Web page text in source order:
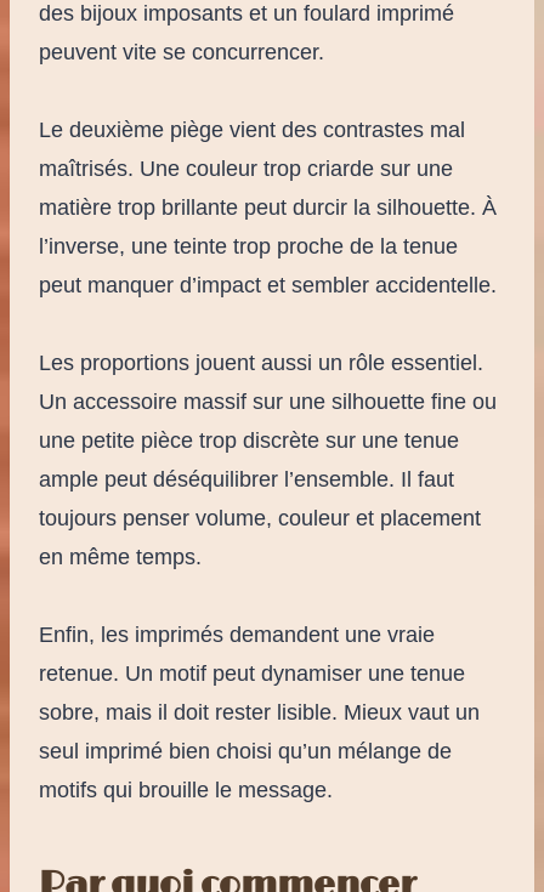
des bijoux imposants et un foulard imprimé
peuvent vite se concurrencer.
Le deuxième piège vient des contrastes mal
maîtrisés. Une couleur trop criarde sur une
matière trop brillante peut durcir la silhouette. À
l’inverse, une teinte trop proche de la tenue
peut manquer d’impact et sembler accidentelle.
Les proportions jouent aussi un rôle essentiel.
Un accessoire massif sur une silhouette fine ou
une petite pièce trop discrète sur une tenue
ample peut déséquilibrer l’ensemble. Il faut
toujours penser volume, couleur et placement
en même temps.
Enfin, les imprimés demandent une vraie
retenue. Un motif peut dynamiser une tenue
sobre, mais il doit rester lisible. Mieux vaut un
seul imprimé bien choisi qu’un mélange de
motifs qui brouille le message.